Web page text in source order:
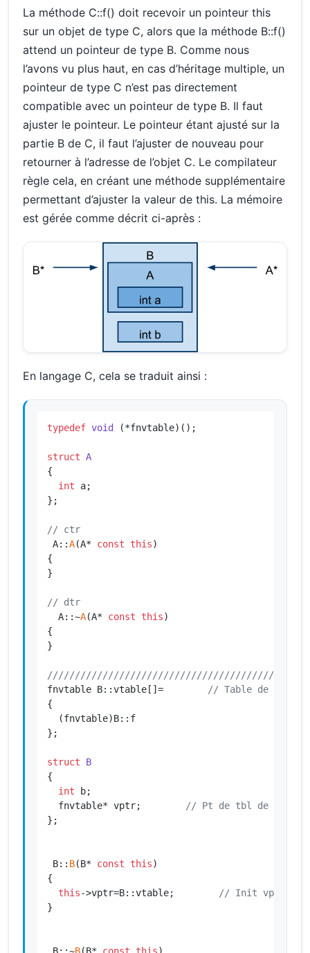
La méthode C::f() doit recevoir un pointeur this
sur un objet de type C, alors que la méthode B::f()
attend un pointeur de type B. Comme nous
l’avons vu plus haut, en cas d’héritage multiple, un
pointeur de type C n’est pas directement
compatible avec un pointeur de type B. Il faut
ajuster le pointeur. Le pointeur étant ajusté sur la
partie B de C, il faut l’ajuster de nouveau pour
retourner à l’adresse de l’objet C. Le compilateur
règle cela, en créant une méthode supplémentaire
permettant d’ajuster la valeur de this. La mémoire
est gérée comme décrit ci-après :
En langage C, cela se traduit ainsi :
typedef void (*fnvtable) () ;
struct A
{
int a;
};
// ctr
A::A(A* const this)
{
}
// dtr
  A::~
A(A* const this)
{
}
fnvtable B::vtable[]=
// Table de saut
{
  (fnvtable)B::f
};
struct
B
{
int b;
  fnvtable* vptr;
// Pt de tbl de saut
};
B:: B(B* const this)
{
this->vptr=B::vtable;
// Init vptr
}